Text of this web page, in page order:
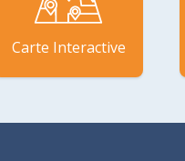
Carte Interactive